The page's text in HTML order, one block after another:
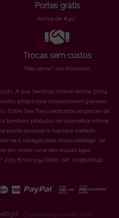
Portes grátis
Acima de €40*
Trocas sem custos
Não serve? nós trocamos
A sua SexShop Online desde 2004.
artigos que proporcionam grandes
Entre Sex Toys dedicados ao prazer da
também produtos de cosmética íntima
possa provocar a sua cara metade
se a navegar pelo nosso catálogo. Se
em visitar uma das nossas lojas.
205. 8700-134 Olhão. Nif: 205826040
- Cupidosshop.com © 2026